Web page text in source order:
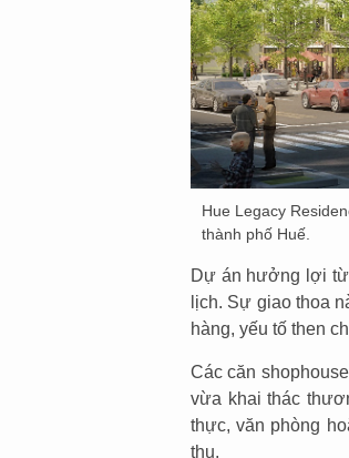
Hue Legacy
thành phố Huế.
Dự án hưởng lợi từ
lịch. Sự giao thoa
hàng, yếu tố then
Các căn
vừa khai thác
thực, văn phòng
thu.